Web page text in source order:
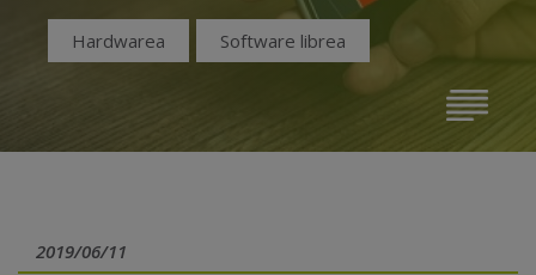
Hardwarea Software librea
2019/06/11